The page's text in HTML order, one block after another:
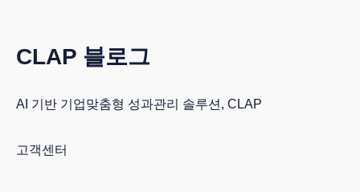
CLAP 블로그
AI 기반 기업맞춤형 성과관리 솔루션, CLAP
고객센터